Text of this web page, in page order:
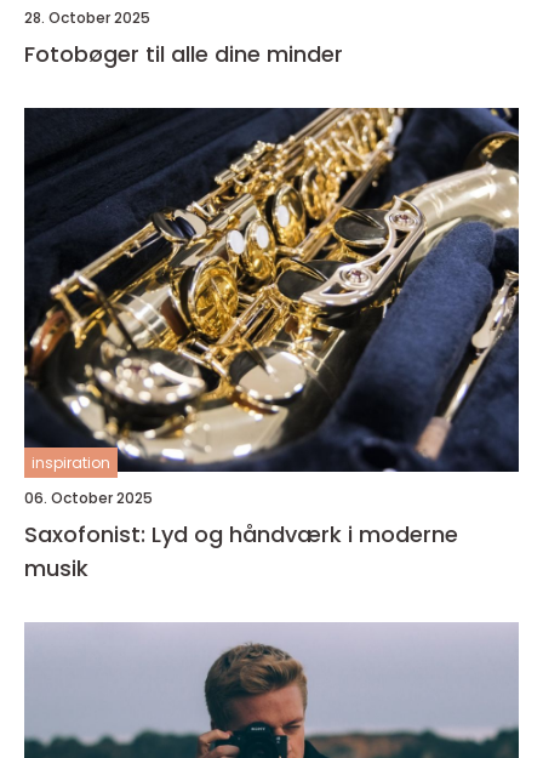
28. October 2025
Fotobøger til alle dine minder
inspiration
06. October 2025
Saxofonist: Lyd og håndværk i moderne
musik